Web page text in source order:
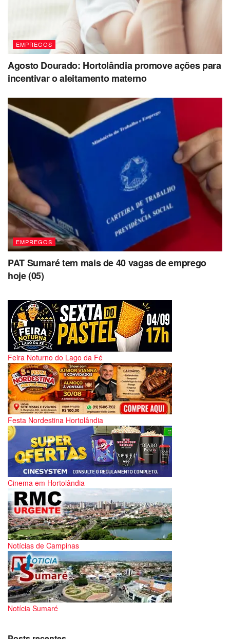
EMPREGOS
Agosto Dourado: Hortolândia promove ações para
incentivar o aleitamento materno
EMPREGOS
PAT Sumaré tem mais de 40 vagas de emprego
hoje (05)
Feira Noturno do Lago da Fé
Festa Nordestina Hortolândia
Cinema em Hortolândia
Notícias de Campinas
Notícia Sumaré